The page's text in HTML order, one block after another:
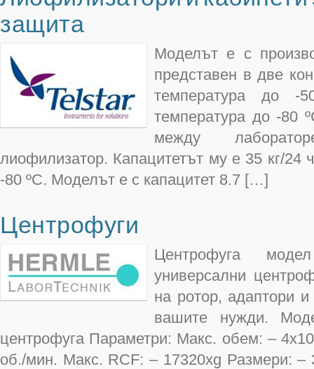
защита
Моделът е с
представен в две
температура до
температура до -80
между
лиофилизатор. Капацитетът му е 35 кг/24
-80 ºC. Моделът е с капацитет 8.7 […]
Центрофуги
Центрофуга
универсални
на ротор, адаптори
вашите нужди.
центрофуга Параметри: Макс. обем: –
об./мин. Макс. RCF: – 17320хg Размери: –